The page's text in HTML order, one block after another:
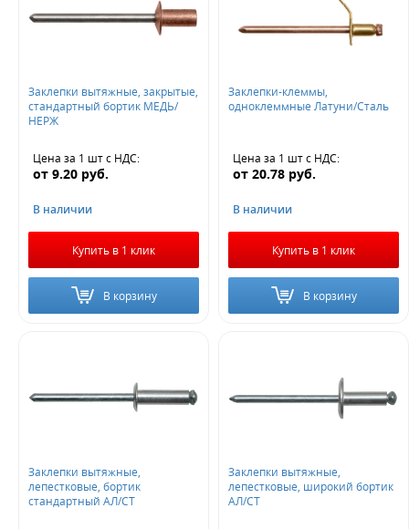
Заклепки вытяжные, закрытые,
стандартный бортик МЕДЬ/
НЕРЖ
Цена за 1 штс НДС:
от 9.20 руб.
В наличии
Купить в 1 клик
В корзину
Заклепки-клеммы,
одноклеммные Латуни/Сталь
Цена за 1 штс НДС:
от 20.78 руб.
В наличии
Купить в 1 клик
В корзину
Заклепки вытяжные,
лепестковые, бортик
стандартный АЛ/СТ
Заклепки вытяжные,
лепестковые, широкий бортик
АЛ/СТ